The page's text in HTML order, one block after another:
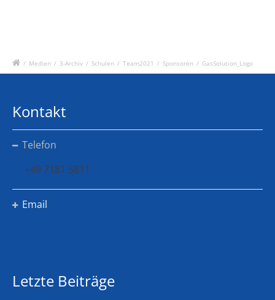
/ Medien / 3-Archiv / Schulen / Team2021 / Sponsoren / GasSolution_Logo
Kontakt
Telefon
+49 7181 5811
Email
Letzte Beiträge